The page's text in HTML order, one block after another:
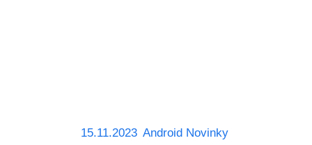
15.11.2023 Android Novinky